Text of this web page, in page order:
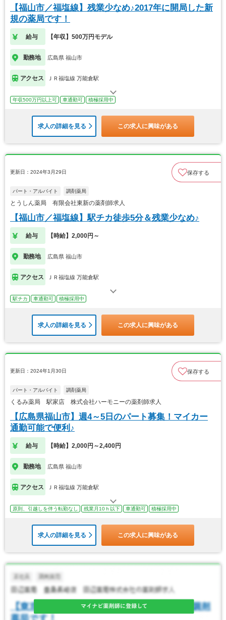
【福山市／福塩線】残業少なめ♪2017年に開局した新
規の薬局です！
給与 【年収】500万円モデル
勤務地 広島県 福山市
アクセス ＪＲ福塩線 万能倉駅
年収500万円以上可 車通勤可 積極採用中
求人の詳細を見る この求人に興味がある
更新日：2024年3月29日 保存する
パート・アルバイト 調剤薬局
とうしん薬局 有限会社東新の薬剤師求人
【福山市／福塩線】駅チカ徒歩5分＆残業少なめ♪
給与 【時給】2,000円～
勤務地 広島県 福山市
アクセス ＪＲ福塩線 万能倉駅
駅チカ 車通勤可 積極採用中
求人の詳細を見る この求人に興味がある
更新日：2024年1月30日 保存する
パート・アルバイト 調剤薬局
くるみ薬局 駅家店 株式会社ハーモニーの薬剤師求人
【広島県福山市】週4～5日のパート募集！マイカー
通勤可能で便利♪
給与 【時給】2,000円～2,400円
勤務地 広島県 福山市
アクセス ＪＲ福塩線 万能倉駅
原則、引越しを伴う転勤なし 残業月10ｈ以下 車通勤可 積極採用中
求人の詳細を見る この求人に興味がある